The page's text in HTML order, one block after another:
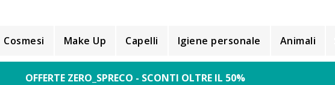
Cosmesi Make Up Capelli Igiene personale Animali
OFFERTE ZERO_SPRECO - SCONTI OLTRE IL 50%